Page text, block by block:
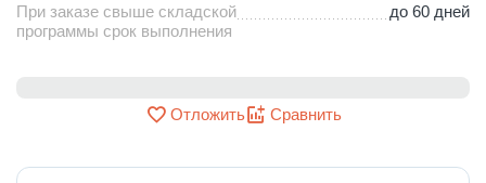
При заказе свыше складской
программы срок выполнения
до 60 дней
Отложить Сравнить